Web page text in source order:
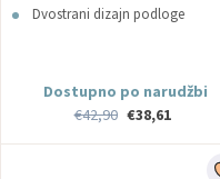
Dvostrani dizajn podloge
Dostupno po narudžbi
€42,90 €38,61